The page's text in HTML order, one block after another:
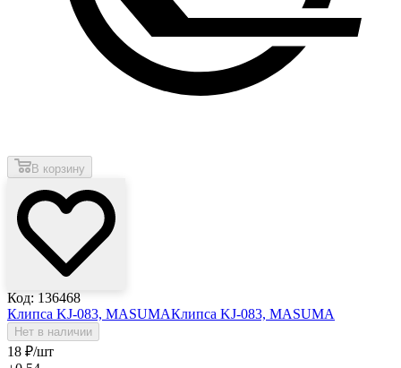
В корзину
Код: 136468
Клипса KJ-083, MASUMAКлипса KJ-083, MASUMA
Нет в наличии
18 ₽/шт